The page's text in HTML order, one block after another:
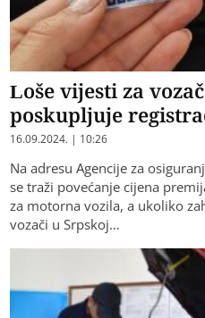
Loše vijesti za
poskupljuje
16.09.2024. | 10:26
Na adresu Agencije za
se traži povećanje cijena
za motorna vozila, a ukoliko
vozači u Srpskoj…